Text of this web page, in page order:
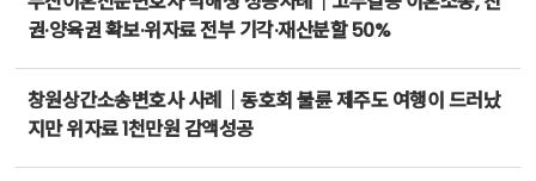
권·양육권 확보·위자료 전부 기각·재산분할 50%
창원상간소송변호사 사례｜동호회 불륜 제주도 여행이 드러났
지만 위자료 1천만원 감액성공